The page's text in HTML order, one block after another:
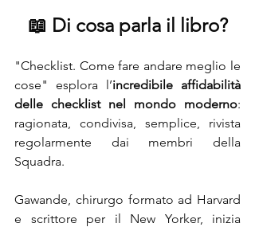
📖 Di cosa parla il libro?
"Checklist. Come fare andare meglio le
cose"
esplora l’incredibile affidabilità
delle checklist nel mondo moderno:
ragionata, condivisa, semplice, rivista
regolarmente dai membri della
Squadra.
Gawande, chirurgo formato ad Harvard
e scrittore per il New Yorker, inizia